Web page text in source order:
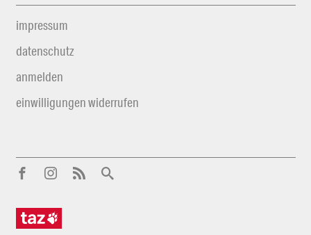
impressum
datenschutz
anmelden
einwilligungen widerrufen